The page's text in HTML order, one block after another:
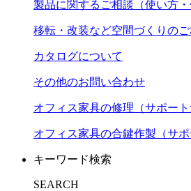
製品に関するご相談（使い方・
移転・改装など空間づくりの
カタログについて
その他のお問い合わせ
オフィス家具の修理（サポート
オフィス家具の合鍵作製（サポ
キーワード検索
SEARCH